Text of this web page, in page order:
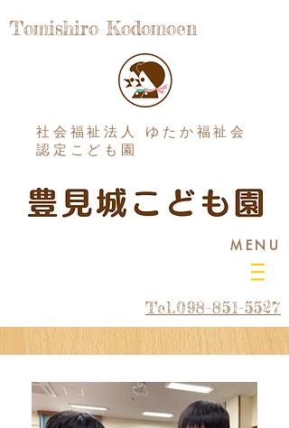
Tomishiro Kodomoen
社会福祉法人 ゆたか福祉会
認定こども園
MENU
Tel.098-851-5527